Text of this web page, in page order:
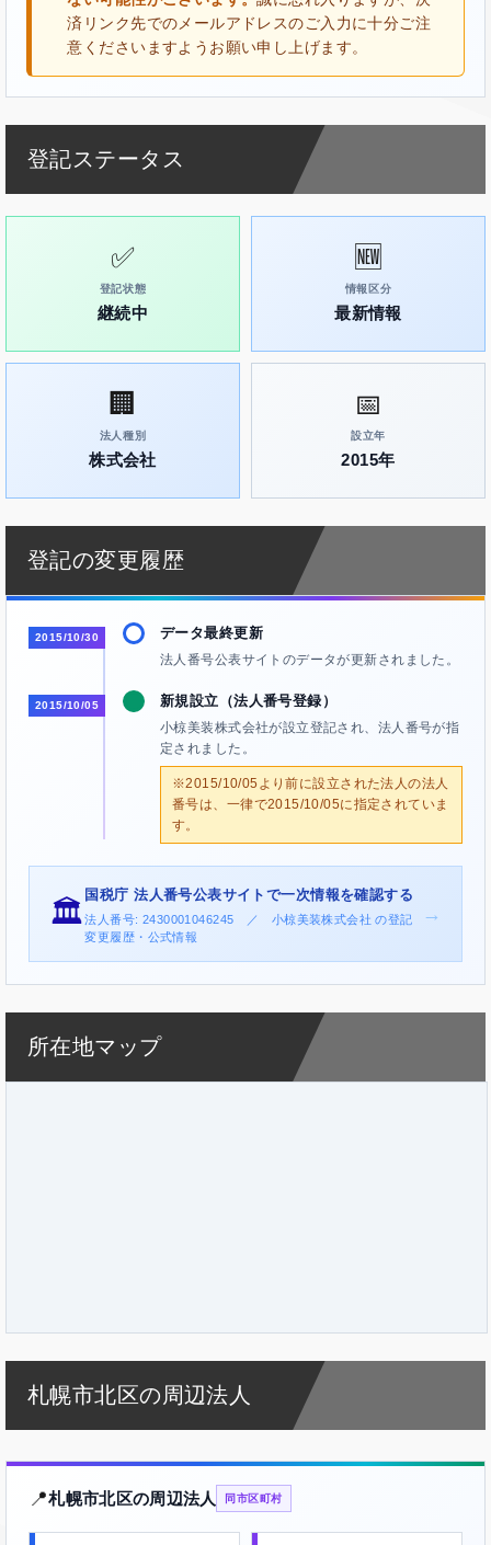
済リンク先でのメールアドレスのご入力に十分ご注
意くださいますようお願い申し上げます。
登記ステータス
✅
登記状態
継続中
🆕
情報区分
最新情報
🏢
法人種別
株式会社
📅
設立年
2015年
登記の変更履歴
2015/10/30 データ最終更新
法人番号公表サイトのデータが更新されました。
2015/10/05 新規設立（法人番号登録）
小椋美装株式会社が設立登記され、法人番号が指
定されました。
※2015/10/05より前に設立された法人の法人
番号は、一律で2015/10/05に指定されていま
す。
🏛️
国税庁 法人番号公表サイトで一次情報を確認する
法人番号: 2430001046245 ／ 小椋美装株式会社 の登記
変更履歴・公式情報
→
所在地マップ
札幌市北区の周辺法人
📍札幌市北区の周辺法人 同市区町村